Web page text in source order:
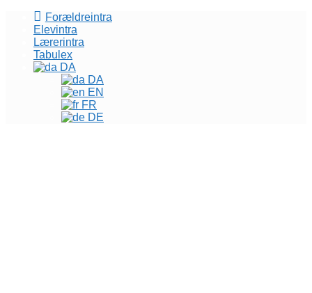
Forældreintra
Elevintra
Lærerintra
Tabulex
DA
DA
EN
FR
DE